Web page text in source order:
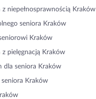
niepełnosprawnością Kraków
seniora Kraków
Kraków
pielęgnacją Kraków
dla seniora Kraków
seniora Kraków